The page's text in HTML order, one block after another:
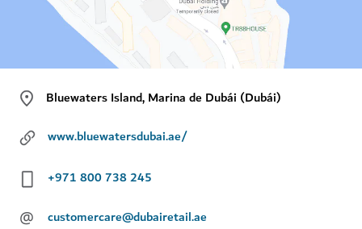
Bluewaters Island, Marina de Dubái (Dubái)
www.bluewatersdubai.ae/
+971 800 738 245
@ customercare@dubairetail.ae